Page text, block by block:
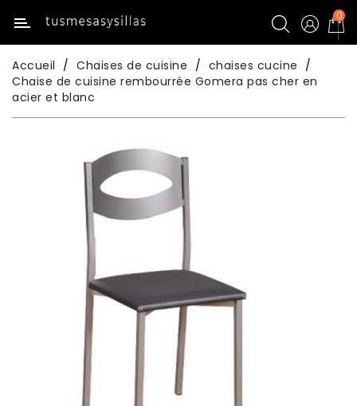
Catégorie
Inicio
Tables
0
Accueil Chaises de cuisine
chaises cucine
Chaise de cuisine rembourrée Gomera pas cher en
acier et blanc